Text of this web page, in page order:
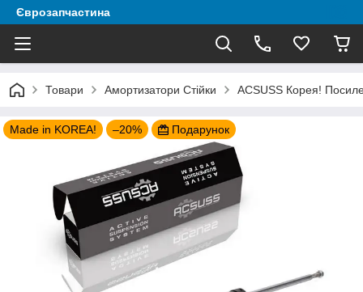
Єврозапчастина
Товари Амортизатори Стійки ACSUSS Корея!
Made in KOREA! –20% Подарунок